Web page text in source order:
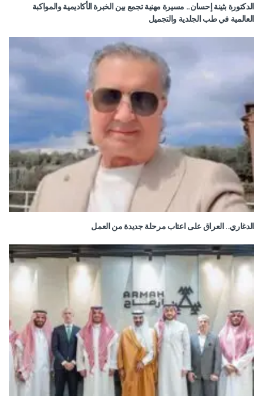
الدكتورة بثينة إحسان.. مسيرة مهنية تجمع بين الخبرة الأكاديمية والمواكبة
العالمية في طب الجلدية والتجميل
الدغاري.. العراق على اعتاب مرحلة جديدة من العمل